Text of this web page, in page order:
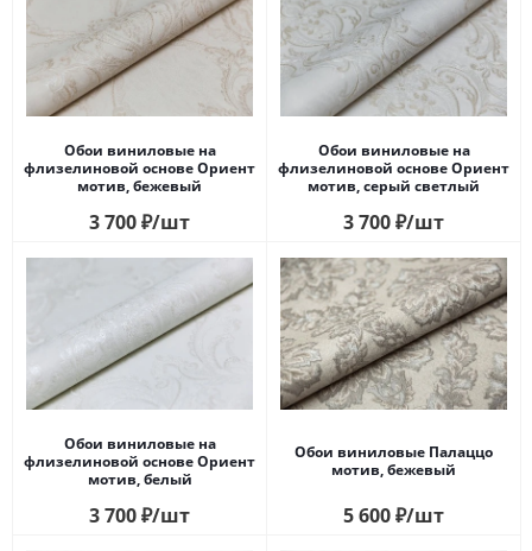
Обои виниловые на
флизелиновой основе Ориент
мотив, бежевый
3 700₽/шт
Обои виниловые на
флизелиновой основе Ориент
мотив, серый светлый
3 700₽/шт
Обои виниловые на
флизелиновой основе Ориент
мотив, белый
3 700₽/шт
Обои виниловые Палаццо
мотив, бежевый
5 600₽/шт